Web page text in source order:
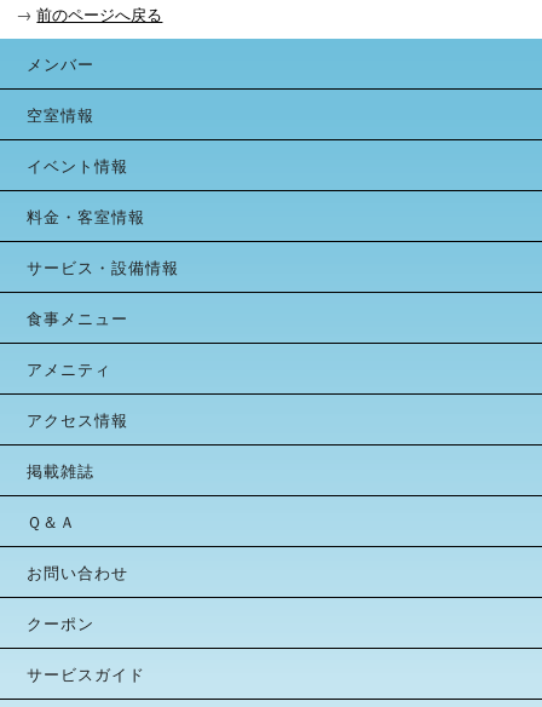
→ 前のページへ戻る
メンバー
空室情報
イベント情報
料金・客室情報
サービス・設備情報
食事メニュー
アメニティ
アクセス情報
掲載雑誌
Ｑ＆Ａ
お問い合わせ
クーポン
サービスガイド